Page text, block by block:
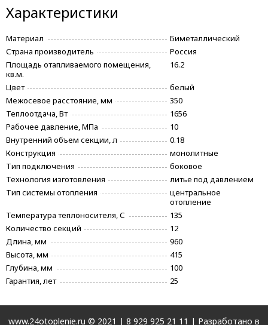
Характеристики
Материал
Биметаллический
Страна производитель
Россия
Площадь отапливаемого помещения,
кв.м.
16.2
Цвет
белый
Межосевое расстояние, мм
350
Теплоотдача, Вт
1656
Рабочее давление, МПа
10
Внутренний объем секции, л
0.18
Конструкция
монолитные
Тип подключения
боковое
Технология изготовления
литье под давлением
Тип системы отопления
центральное
отопление
Температура теплоносителя, С
135
Количество секций
12
Длина, мм
960
Высота, мм
415
Глубина, мм
100
Гарантия, лет
25
www.24otoplenie.ru © 2021 | 8 929 925 21 11 | Разработано в